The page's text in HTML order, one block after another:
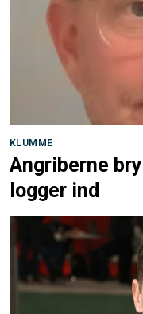
KLUMME
Angriberne
logger ind